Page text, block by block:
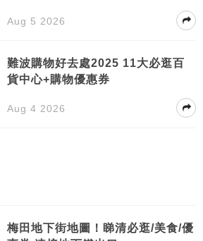
Aug 5 2026
難波購物好去處2025 11大必逛百
貨中心+購物優惠券
Aug 4 2026
梅田地下街地圖！睇清必逛/美食/優